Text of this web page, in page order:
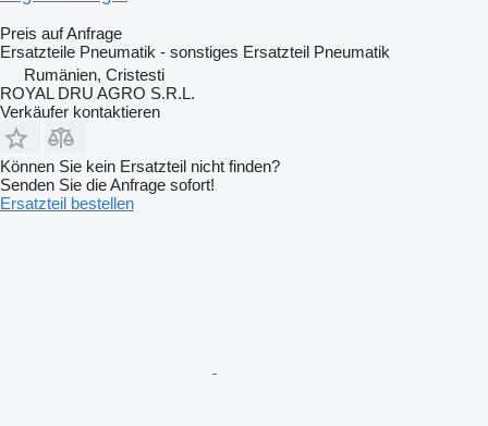
Preis auf Anfrage
Ersatzteile Pneumatik - sonstiges Ersatzteil Pneumatik
Rumänien, Cristesti
ROYAL DRU AGRO S.R.L.
Verkäufer kontaktieren
Können Sie kein Ersatzteil nicht finden?
Senden Sie die Anfrage sofort!
Ersatzteil bestellen